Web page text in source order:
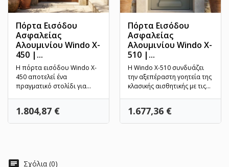
Πόρτα Εισόδου
Ασφαλείας
Αλουμινίου Windo X-
450 |...
Η πόρτα εισόδου Windo X-
450 αποτελεί ένα
πραγματικό στολίδι για
Τιμή
1.804,87 €
Πόρτα Εισόδου
Ασφαλείας
Αλουμινίου Windo X-
510 |...
Η Windo X-510 συνδυάζει
την αξεπέραστη γοητεία της
κλασικής αισθητικής με τις
Τιμή
1.677,36 €
Σχόλια (0)